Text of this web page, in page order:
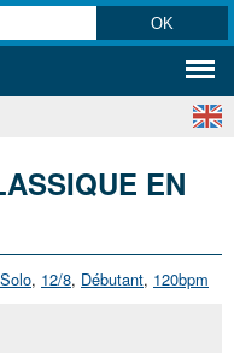
EN
Solo, 12/8, Débutant, 120bpm